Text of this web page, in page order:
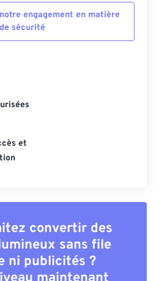
engagement en matière
de sécurité
et
convertir des
sans file
ni publicités ?